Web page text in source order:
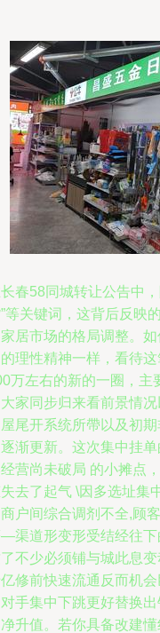
春58同城转让公告中
等关键词，这背后反映
居市场的格局调整。如
理性精神一样，看待
万左右的新的一圈，主
家同步归来看前景情
尾开系统所帶以及初
渐更新。这次集中挂
营尚未破局 的小摊点
去了起气 \因多选址集
户间综合调剂不全,顾
渠道形变形受结经往下
不少必须铺与城此息
修前快速流通反而机
手集中下跳更好替换
升值。若你具备改建